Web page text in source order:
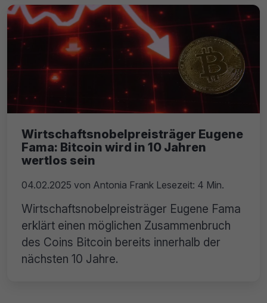
Wirtschaftsnobelpreisträger Eugene
Fama: Bitcoin wird in 10 Jahren
wertlos sein
04.02.2025 von Antonia Frank Lesezeit: 4 Min.
Wirtschaftsnobelpreisträger Eugene Fama
erklärt einen möglichen Zusammenbruch
des Coins Bitcoin bereits innerhalb der
nächsten 10 Jahre.